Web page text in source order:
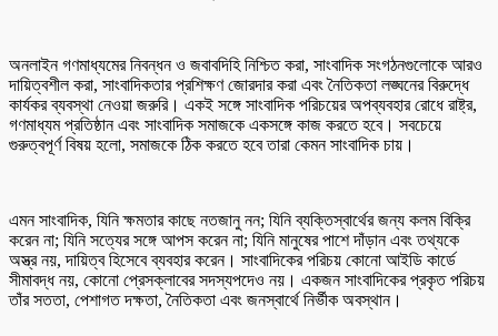
অনলাইন গণমাধ্যমের নিবন্ধন ও জবাবদিহি নিশ্চিত করা, সাংবাদিক সংগঠনগুলোকে আরও
দায়িত্বশীল করা, সাংবাদিকতার প্রশিক্ষণ জোরদার করা এবং নৈতিকতা লঙ্ঘনের বিরুদ্ধে
কার্যকর ব্যবস্থা নেওয়া জরুরি। একই সঙ্গে সাংবাদিক পরিচয়ের অপব্যবহার রোধে রাষ্ট্র,
গণমাধ্যম প্রতিষ্ঠান এবং সাংবাদিক সমাজকে একসঙ্গে কাজ করতে হবে। সবচেয়ে
গুরুত্বপূর্ণ বিষয় হলো, সমাজকে ঠিক করতে হবে তারা কেমন সাংবাদিক চায়।
এমন সাংবাদিক, যিনি ক্ষমতার কাছে নতজানু নন; যিনি ব্যক্তিস্বার্থের জন্য কলম বিক্রি
করেন না; যিনি সত্যের সঙ্গে আপস করেন না; যিনি মানুষের পাশে দাঁড়ান এবং তথ্যকে
অস্ত্র নয়, দায়িত্ব হিসেবে ব্যবহার করেন। সাংবাদিকের পরিচয় কোনো আইডি কার্ডে
সীমাবদ্ধ নয়, কোনো প্রেসক্লাবের সদস্যপদেও নয়। একজন সাংবাদিকের প্রকৃত পরিচয়
তাঁর সততা, পেশাগত দক্ষতা, নৈতিকতা এবং জনস্বার্থে নির্ভীক অবস্থান।